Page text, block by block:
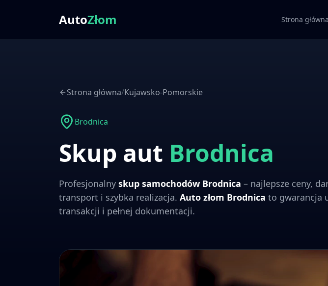
AutoZłom Strona główna
Strona główna/Kujawsko-Pomorskie
Brodnica
Skup aut Brodnica
Profesjonalny skup samochodów Brodnica – najlepsze ceny,
transport i szybka realizacja. Auto złom Brodnica to gwarancja
transakcji i pełnej dokumentacji.